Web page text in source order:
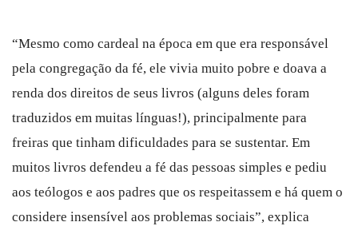
“Mesmo como cardeal na época em que era responsável
pela congregação da fé, ele vivia muito pobre e doava a
renda dos direitos de seus livros (alguns deles foram
traduzidos em muitas línguas!), principalmente para
freiras que tinham dificuldades para se sustentar. Em
muitos livros defendeu a fé das pessoas simples e pediu
aos teólogos e aos padres que os respeitassem e há quem o
considere insensível aos problemas sociais”, explica